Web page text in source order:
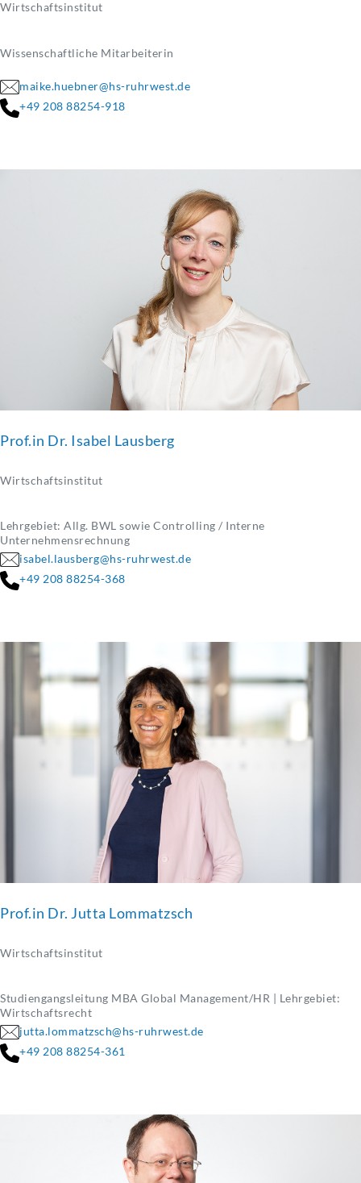
Wirtschaftsinstitut
Wissenschaftliche Mitarbeiterin
maike.huebner@hs-ruhrwest.de
+49 208 88254-918
Prof.in Dr. Isabel Lausberg
Wirtschaftsinstitut
Lehrgebiet: Allg. BWL sowie Controlling / Interne
Unternehmensrechnung
isabel.lausberg@hs-ruhrwest.de
+49 208 88254-368
Prof.in Dr. Jutta Lommatzsch
Wirtschaftsinstitut
Studiengangsleitung MBA Global Management/HR | Lehrgebiet:
Wirtschaftsrecht
jutta.lommatzsch@hs-ruhrwest.de
+49 208 88254-361